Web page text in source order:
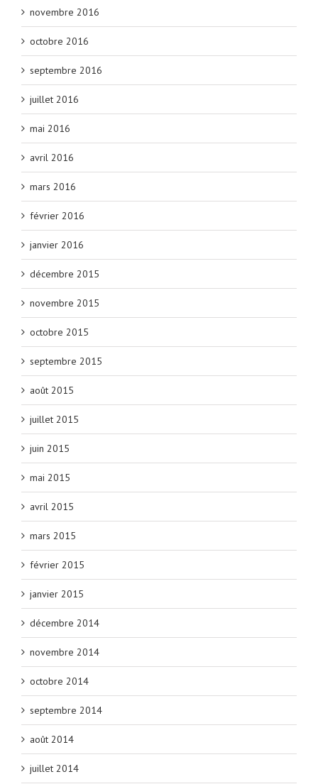
novembre 2016
octobre 2016
septembre 2016
juillet 2016
mai 2016
avril 2016
mars 2016
février 2016
janvier 2016
décembre 2015
novembre 2015
octobre 2015
septembre 2015
août 2015
juillet 2015
juin 2015
mai 2015
avril 2015
mars 2015
février 2015
janvier 2015
décembre 2014
novembre 2014
octobre 2014
septembre 2014
août 2014
juillet 2014